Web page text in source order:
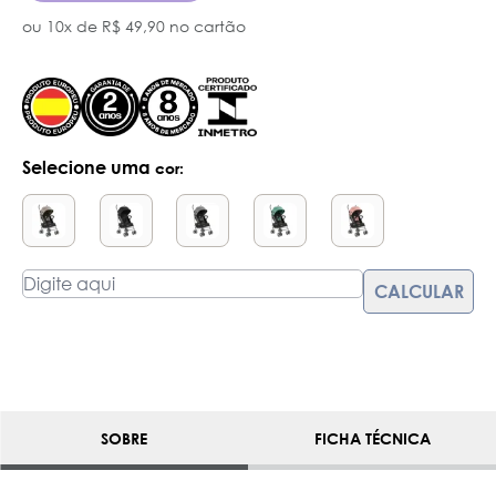
ou 10x de R$ 49,90 no cartão
Selecione uma cor:
SOBRE FICHA TÉCNICA